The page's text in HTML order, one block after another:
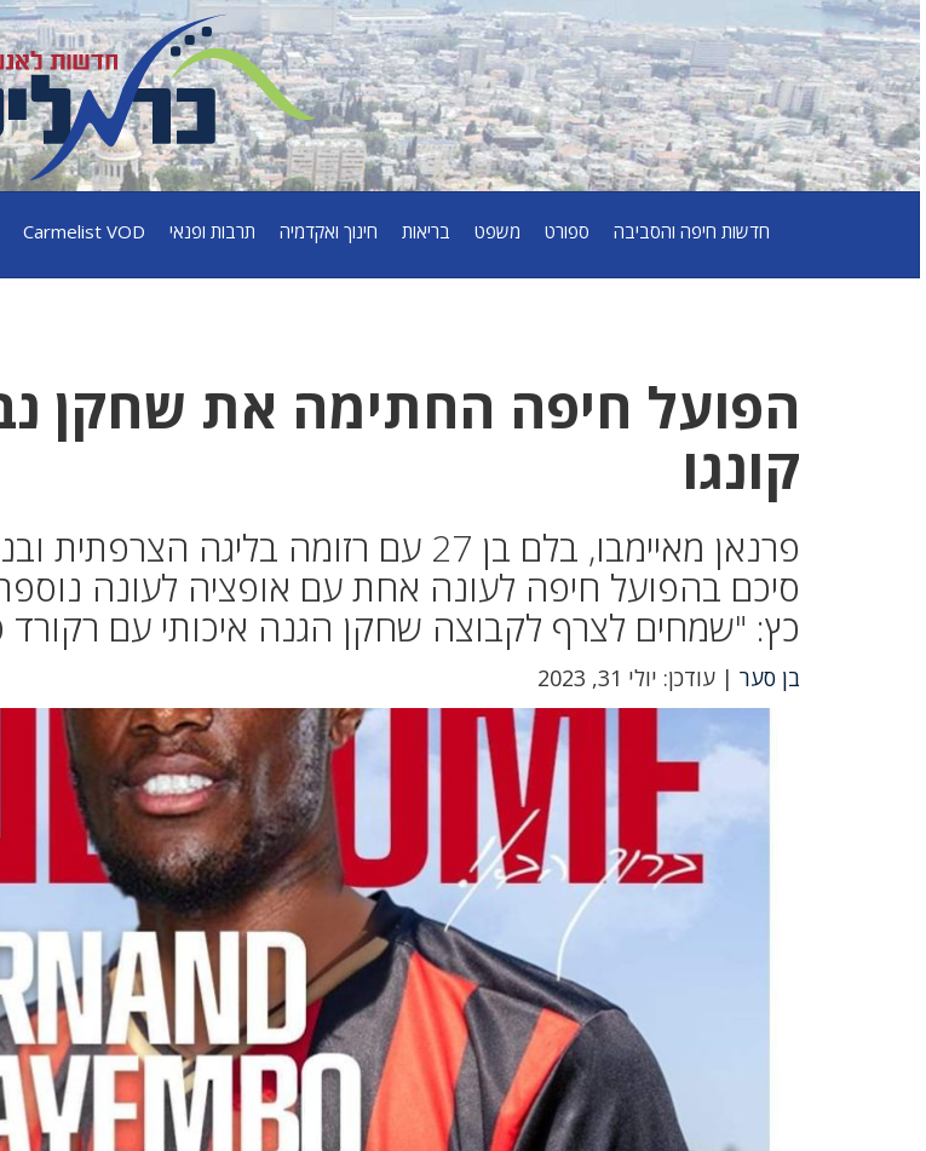
חדשות חיפה והסביבה ספורט משפט בריאות חינוך ואקדמיה תרבות ופנאי Carmelist VOD
הפועל חיפה החתימה את שחקן
קונגו
פרנאן מאיימבו, בלם בן 27 עם רזומה בליגה
סיכם בהפועל חיפה לעונה אחת עם אופציה לעונה
כץ: "שמחים לצרף לקבוצה שחקן הגנה איכותי עם רקורד
בן סער | עודכן: יולי 31, 2023